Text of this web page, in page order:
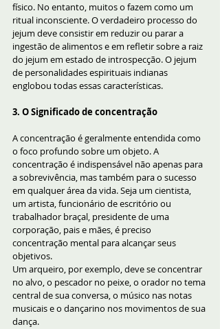
físico. No entanto, muitos o fazem como um
ritual inconsciente. O verdadeiro processo do
jejum deve consistir em reduzir ou parar a
ingestão de alimentos e em refletir sobre a raiz
do jejum em estado de introspecção. O jejum
de personalidades espirituais indianas
englobou todas essas características.
3. O Significado de concentração
A concentração é geralmente entendida como
o foco profundo sobre um objeto. A
concentração é indispensável não apenas para
a sobrevivência, mas também para o sucesso
em qualquer área da vida. Seja um cientista,
um artista, funcionário de escritório ou
trabalhador braçal, presidente de uma
corporação, pais e mães, é preciso
concentração mental para alcançar seus
objetivos.
Um arqueiro, por exemplo, deve se concentrar
no alvo, o pescador no peixe, o orador no tema
central de sua conversa, o músico nas notas
musicais e o dançarino nos movimentos de sua
dança.